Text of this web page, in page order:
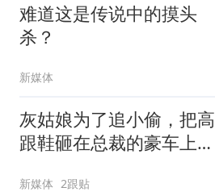
难道这是传说中的摸头
杀？
新媒体
灰姑娘为了追小偷，把高
跟鞋砸在总裁的豪车上，
新媒体 2跟贴